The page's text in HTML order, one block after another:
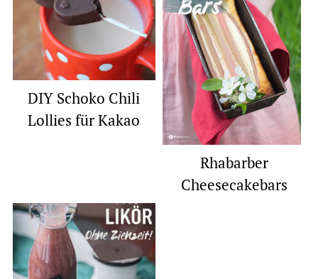
DIY Schoko Chili
Lollies für Kakao
Rhabarber
Cheesecakebars